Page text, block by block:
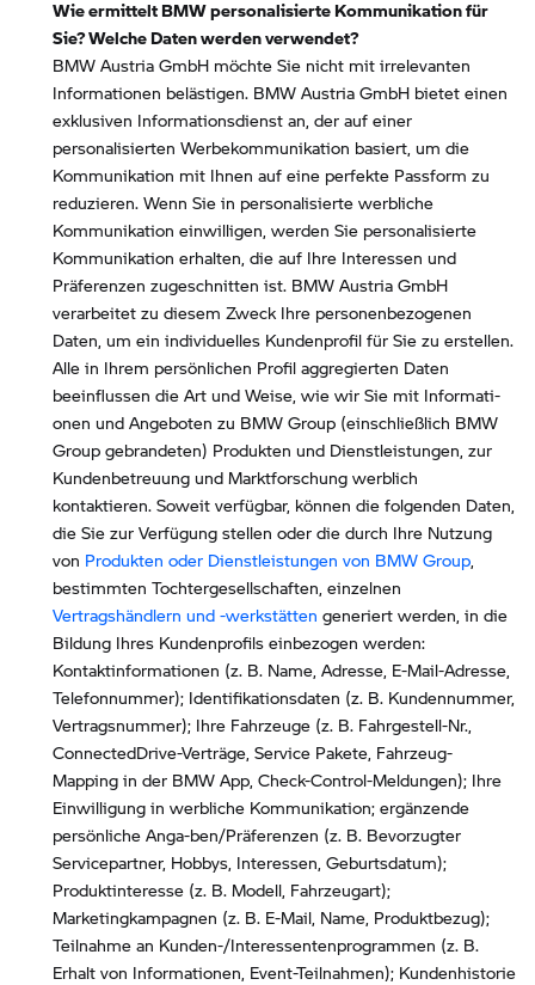
Wie ermittelt BMW personalisierte Kommunikation für
Sie? Welche Daten werden verwendet?
BMW Austria GmbH möchte Sie nicht mit irrelevanten
Informationen belästigen. BMW Austria GmbH bietet einen
exklusiven Informationsdienst an, der auf einer
personalisierten Werbekommunikation basiert, um die
Kommunikation mit Ihnen auf eine perfekte Passform zu
reduzieren. Wenn Sie in personalisierte werbliche
Kommunikation einwilligen, werden Sie personalisierte
Kommunikation erhalten, die auf Ihre Interessen und
Präferenzen zugeschnitten ist. BMW Austria GmbH
verarbeitet zu diesem Zweck Ihre personenbezogenen
Daten, um ein individuelles Kundenprofil für Sie zu erstellen.
Alle in Ihrem persönlichen Profil aggregierten Daten
beeinflussen die Art und Weise, wie wir Sie mit Informati-
onen und Angeboten zu BMW Group (einschließlich BMW
Group gebrandeten) Produkten und Dienstleistungen, zur
Kundenbetreuung und Marktforschung werblich
kontaktieren. Soweit verfügbar, können die folgenden Daten,
die Sie zur Verfügung stellen oder die durch Ihre Nutzung
von Produkten oder Dienstleistungen von BMW Group
bestimmten Tochtergesellschaften, einzelnen
Vertragshändlern und -werkstätten generiert werden, in die
Bildung Ihres Kundenprofils einbezogen werden:
Kontaktinformationen (z. B. Name, Adresse, E-Mail-Adresse,
Telefonnummer); Identifikationsdaten (z. B. Kundennummer,
Vertragsnummer); Ihre Fahrzeuge (z. B. Fahrgestell-Nr.,
ConnectedDrive-Verträge, Service Pakete, Fahrzeug-
Mapping in der BMW App, Check-Control-Meldungen); Ihre
Einwilligung in werbliche Kommunikation; ergänzende
persönliche Anga-ben/Präferenzen (z. B. Bevorzugter
Servicepartner, Hobbys, Interessen, Geburtsdatum);
Produktinteresse (z. B. Modell, Fahrzeugart);
Marketingkampagnen (z. B. E-Mail, Name, Produktbezug);
Teilnahme an Kunden-/Interessentenprogrammen (z. B.
Erhalt von Informationen, Event-Teilnahmen); Kundenhistorie